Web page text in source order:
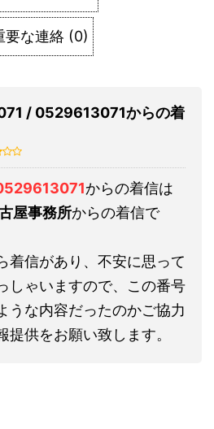
要な連絡 (0)
/ 0529613071からの着
からの着信は
屋事務所からの着信で
着信があり、不安に思って
しゃいますので、この番号
うな内容だったのかご協力
提供をお願い致します。